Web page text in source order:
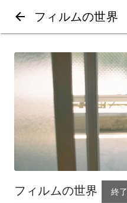
フィルムの世界
フィルムの世界 終了